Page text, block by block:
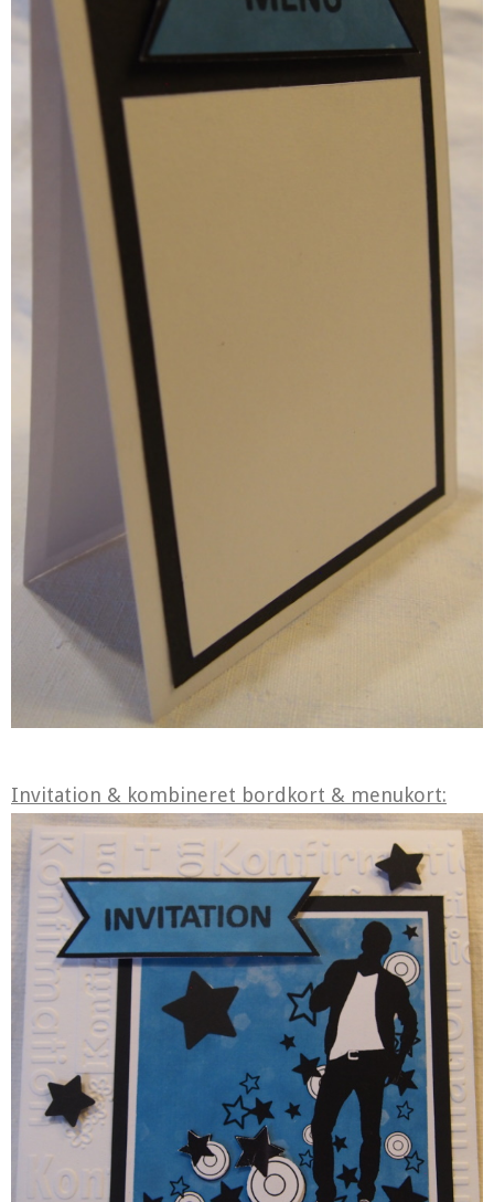
Invitation & kombineret bordkort & menukort: